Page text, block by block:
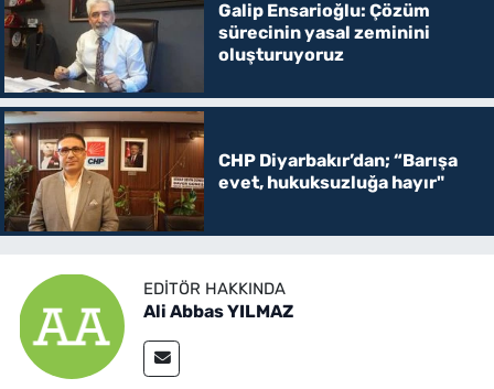
Galip Ensarioğlu: Çözüm
sürecinin yasal zeminini
oluşturuyoruz
CHP Diyarbakır’dan; “Barışa
evet, hukuksuzluğa hayır"
EDITÖR HAKKINDA
Ali Abbas YILMAZ